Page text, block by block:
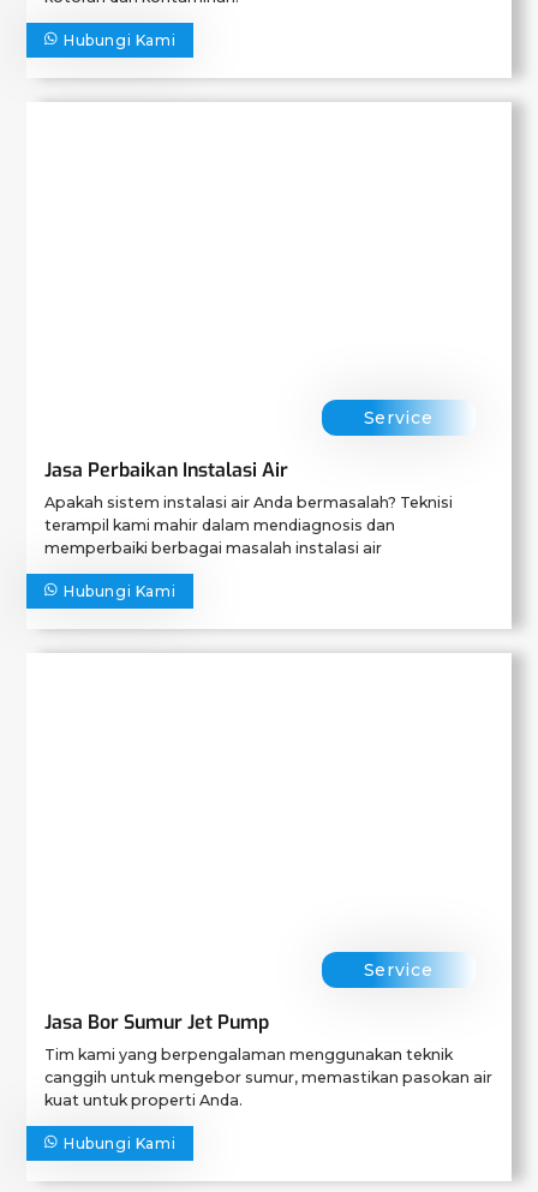
Hubungi Kami
Service
Jasa Perbaikan Instalasi Air
Apakah sistem instalasi air Anda bermasalah? Teknisi
terampil kami mahir dalam mendiagnosis dan
memperbaiki berbagai masalah instalasi air
Hubungi Kami
Service
Jasa Bor Sumur Jet Pump
Tim kami yang berpengalaman menggunakan teknik
canggih untuk mengebor sumur, memastikan pasokan air
kuat untuk properti Anda.
Hubungi Kami